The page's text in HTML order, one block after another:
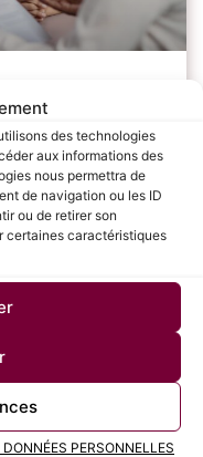
des technologies
aux informations des
nous permettra de
de navigation ou les ID
ou de retirer son
certaines caractéristiques
PERSONNELLES
sa
complet
cruciale dans le
redoutée par de
sa valeur et
avoir un